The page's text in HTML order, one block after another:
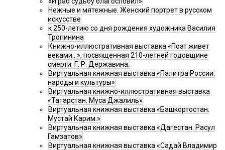
Нежные и мятежные. Женский портрет в русском
искусстве
к 250-летию со дня рождения художника Василия
Тропинина
Книжно-иллюстративная выставка «Поэт живет
веками…», посвященная 210-летней годовщине
смерти Г. Р. Державина.
Виртуальная книжная выставка «Палитра России:
народы и культуры»
Виртуальная книжно-иллюстративная выставка
«Татарстан. Муса Джалиль»
Виртуальная книжная выставка «Башкортостан.
Мустай Карим.»
Виртуальная книжная выставка «Дагестан. Расул
Гамзатов»
Виртуальная книжная выставка «Садай Владимир